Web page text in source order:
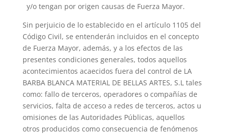
y/o tengan por origen causas de Fuerza Mayor.
Sin perjuicio de lo establecido en el artículo 1105 del
Código Civil, se entenderán incluidos en el concepto
de Fuerza Mayor, además, y a los efectos de las
presentes condiciones generales, todos aquellos
acontecimientos acaecidos fuera del control de LA
BARBA BLANCA MATERIAL DE BELLAS ARTES, S.L tales
como: fallo de terceros, operadores o compañías de
servicios, falta de acceso a redes de terceros, actos u
omisiones de las Autoridades Públicas, aquellos
otros producidos como consecuencia de fenómenos